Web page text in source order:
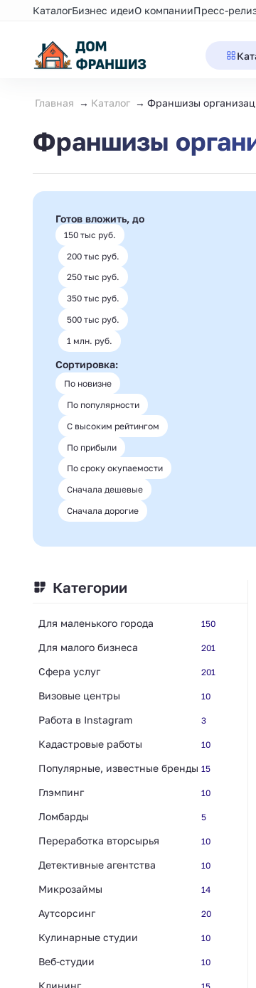
КаталогБизнес идеиО компанииПресс-
Главная Каталог Франшизы
Франшизы
Готов вложить, до
150 тыс руб.
200 тыс руб.
250 тыс руб.
350 тыс руб.
500 тыс руб.
1 млн. руб.
Сортировка:
По новизне
По популярности
С высоким рейтингом
По прибыли
По сроку окупаемости
Сначала дешевые
Сначала дорогие
Категории
Для маленького города 150
Для малого бизнеса 201
Сфера услуг 201
Визовые центры 10
Работа в Instagram 3
Кадастровые работы 10
Популярные, известные бренды 15
Глэмпинг 10
Ломбарды 5
Переработка вторсырья 10
Детективные агентства 10
Микрозаймы 14
Аутсорсинг 20
Кулинарные студии 10
Веб-студии 10
Клининг